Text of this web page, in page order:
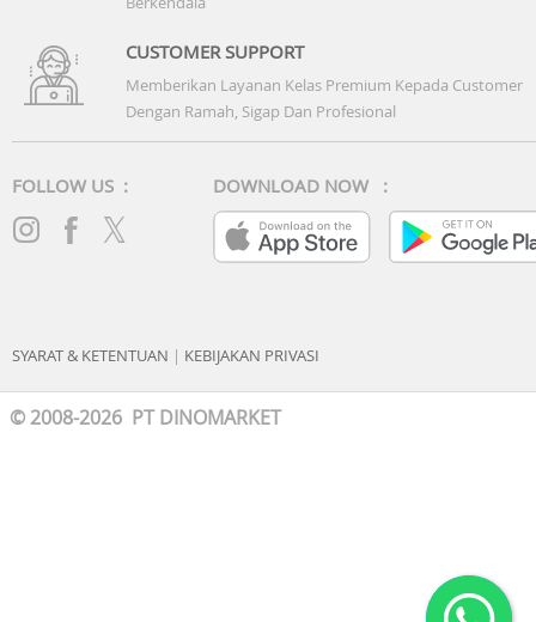
CUSTOMER SUPPORT
Memberikan Layanan Kelas Premium Kepada Customer
Dengan Ramah, Sigap Dan Profesional
FOLLOW US : DOWNLOAD NOW :
SYARAT & KETENTUAN | KEBIJAKAN PRIVASI
© 2008-2026 PT DINOMARKET